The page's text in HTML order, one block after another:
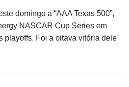
domingo a “AAA Texas 500”,
NASCAR Cup Series em
playoffs. Foi a oitava vitória dele